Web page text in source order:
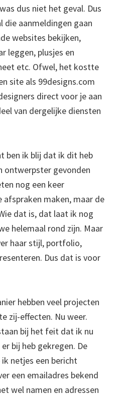
dus niet het geval. Dus
die aanmeldingen gaan
websites bekijken,
leggen, plusjes en
etc. Ofwel, het kostte
site als 99designs.com
direct voor je aan
van dergelijke diensten
ben ik blij dat ik dit heb
ontwerpster gevonden
nog een keer
afspraken maken, maar de
dat is, dat laat ik nog
helemaal rond zijn. Maar
haar stijl, portfolio,
Dus dat is voor
hebben veel projecten
zij-effecten. Nu weer.
bij het feit dat ik nu
bij heb gekregen. De
netjes een bericht
een emailadres bekend
wel namen en adressen